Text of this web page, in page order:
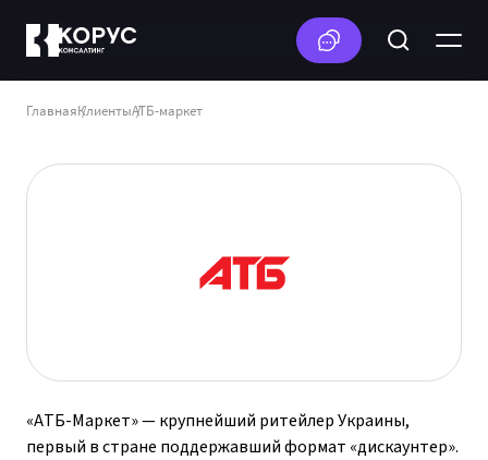
ГлавнаяКлиентыАТБ-маркет
«АТБ-Маркет» — крупнейший ритейлер Украины,
первый в стране поддержавший формат «дискаунтер».